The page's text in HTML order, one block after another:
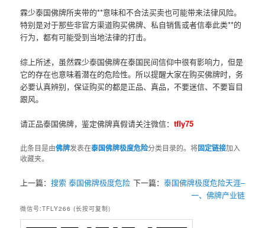
霖少泰国佛牌所夹带的**意味和不合法买卖也可能带来法律风险。
特别是对于那些非官方渠道购买佛牌、私自销售或者信奉此类**的
行为，都有可能受到当地法律的打击。
综上所述，虽然霖少泰国佛牌在泰国民间信仰中很有影响力，但是
它的存在也意味着潜在的危险性。所以提醒大家在购买佛牌时，务
必要认真辨别，保证购买的都是正品、真品，不要迷信、不要盲目
跟风。
请正品泰国佛牌，鉴定佛牌真假请关注微信：tfly75
此条目是由佛牌发表在泰国佛牌极度危险分类目录的。将固定链接加入
收藏夹。
上一篇：搜索 泰国佛牌极度危险 下一篇： 泰国佛牌极度危险天涯–
一、佛牌产业链
微信号:TFLY266 (长按可复制)